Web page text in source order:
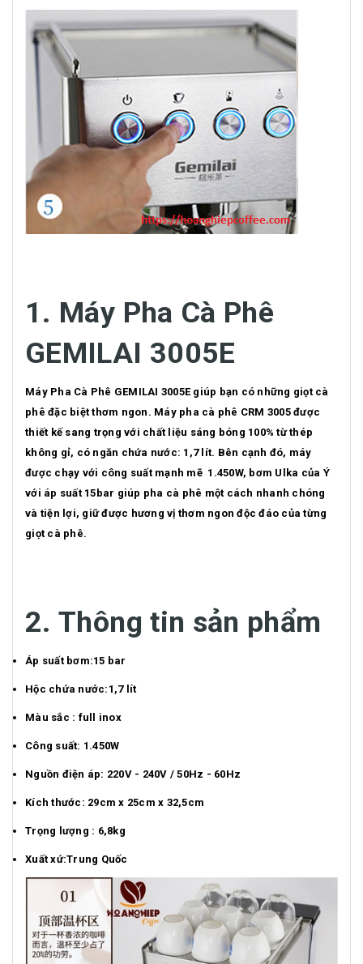
1. Máy Pha Cà Phê
GEMILAI 3005E
Máy Pha Cà Phê GEMILAI 3005E giúp bạn có những giọt cà
phê đặc biệt thơm ngon. Máy pha cà phê CRM 3005 được
thiết kế sang trọng với chất liệu sáng bóng 100% từ thép
không gỉ, có ngăn chứa nước: 1,7 lít. Bên cạnh đó, máy
được chạy với công suất mạnh mẽ 1.450W, bơm Ulka của Ý
với áp suất 15bar giúp pha cà phê một cách nhanh chóng
và tiện lợi, giữ được hương vị thơm ngon độc đáo của từng
giọt cà phê.
2. Thông tin sản phẩm
Áp suất bơm:15 bar
Hộc chứa nước:1,7 lít
Màu sắc : full inox
Công suất: 1.450W
Nguồn điện áp: 220V - 240V / 50Hz - 60Hz
Kích thước: 29cm x 25cm x 32,5cm
Trọng lượng : 6,8kg
Xuất xứ:Trung Quốc